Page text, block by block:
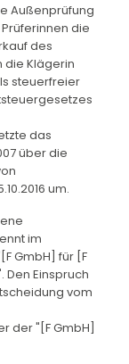
Außenprüfung
die
des
die Klägerin
steuerfreier
das
über die
um.
im
GmbH] für [F
Einspruch
vom
der "[F GmbH]